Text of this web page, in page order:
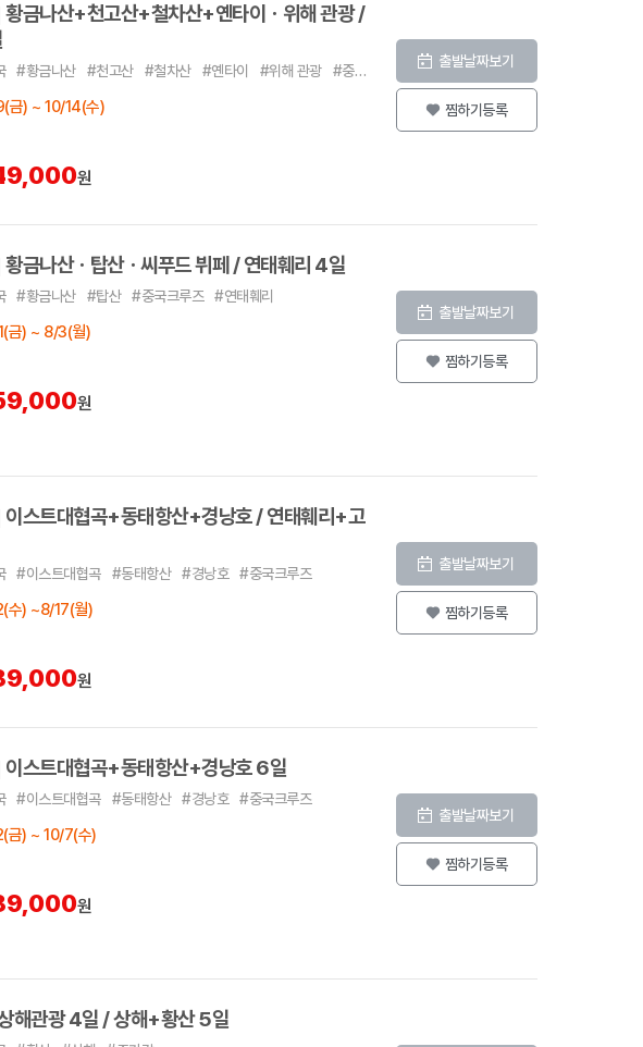
금나산+천고산+철차산+옌타이ㆍ위해 관광 /
#황금나산 #천고산 #철차산 #옌타이 #위해 관광 #중국크루즈 #화동훼리
금) ~ 10/14(수)
원
출발날짜보기
찜하기등록
금나산ㆍ탑산ㆍ씨푸드 뷔페 / 연태훼리 4일
#황금나산 #탑산 #중국크루즈 #연태훼리
금) ~ 8/3(월)
원
출발날짜보기
찜하기등록
스트대협곡+동태항산+경낭호 / 연태훼리+고
#이스트대협곡 #동태항산 #경낭호 #중국크루즈
수) ~8/17(월)
원
출발날짜보기
찜하기등록
스트대협곡+동태항산+경낭호 6일
#이스트대협곡 #동태항산 #경낭호 #중국크루즈
금) ~ 10/7(수)
원
출발날짜보기
찜하기등록
해관광 4일 / 상해+황산 5일